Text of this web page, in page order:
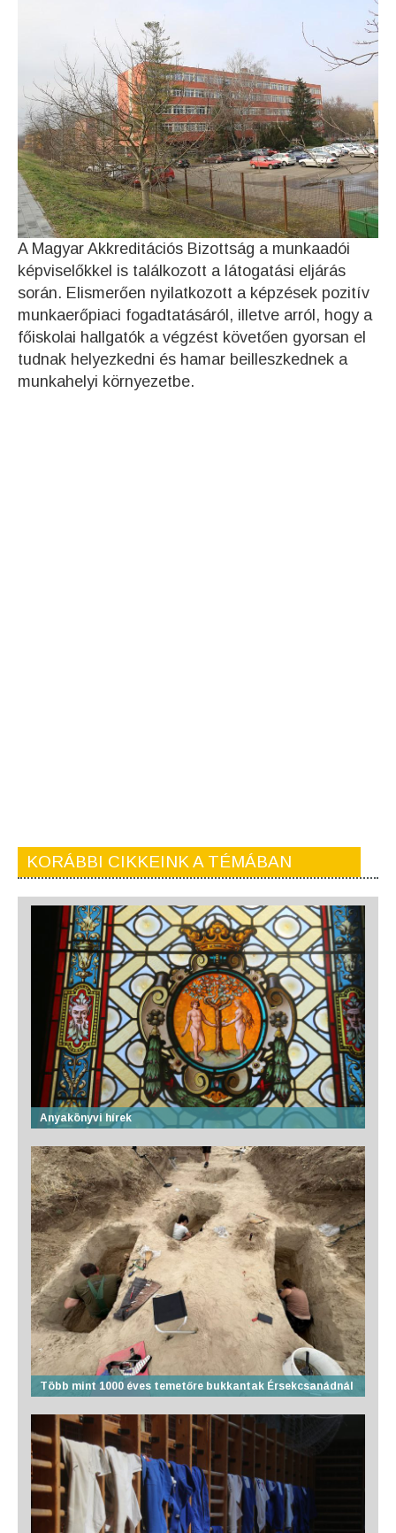
A Magyar Akkreditációs Bizottság a munkaadói
képviselőkkel is találkozott a látogatási eljárás
során. Elismerően nyilatkozott a képzések pozitív
munkaerőpiaci fogadtatásáról, illetve arról, hogy a
főiskolai hallgatók a végzést követően gyorsan el
tudnak helyezkedni és hamar beilleszkednek a
munkahelyi környezetbe.
KORÁBBI CIKKEINK A TÉMÁBAN
Anyakönyvi hírek
Több mint 1000 éves temetőre bukkantak Érsekcsanádnál